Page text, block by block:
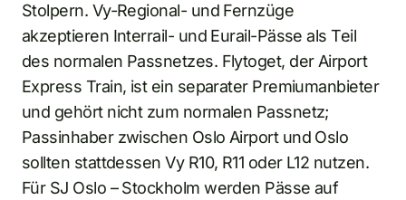
Stolpern. Vy-Regional- und Fernzüge
akzeptieren Interrail- und Eurail-Pässe als Teil
des normalen Passnetzes. Flytoget, der Airport
Express Train, ist ein separater Premiumanbieter
und gehört nicht zum normalen Passnetz;
Passinhaber zwischen Oslo Airport und Oslo
sollten stattdessen Vy R10, R11 oder L12 nutzen.
Für SJ Oslo – Stockholm werden Pässe auf